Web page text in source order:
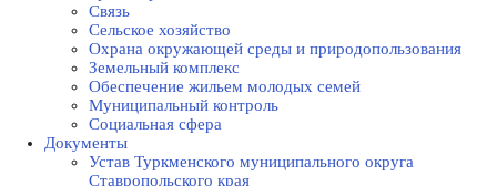
Связь
Сельское хозяйство
Охрана окружающей среды и природопользования
Земельный комплекс
Обеспечение жильем молодых семей
Муниципальный контроль
Социальная сфера
Документы
Устав Туркменского муниципального округа
Ставропольского края